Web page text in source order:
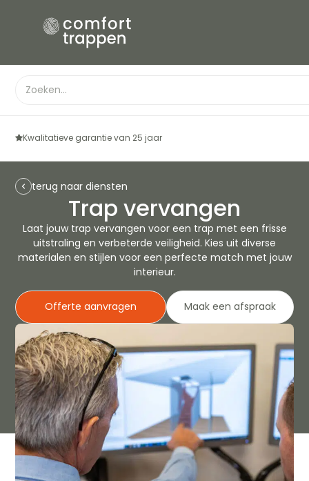
Kwalitatieve garantie van 25 jaar
terug naar diensten
Trap vervangen
Laat jouw trap vervangen voor een trap met een frisse
uitstraling en verbeterde veiligheid. Kies uit diverse
materialen en stijlen voor een perfecte match met jouw
interieur.
Offerte aanvragen Maak een afspraak